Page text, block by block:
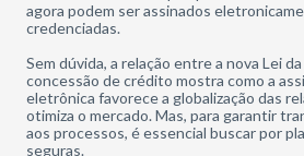
agora podem ser assinados
credenciadas.
Sem dúvida, a relação entre a nova Lei
concessão de crédito mostra como a
eletrônica favorece a globalização das
otimiza o mercado. Mas, para garantir
aos processos, é essencial buscar por
seguras.